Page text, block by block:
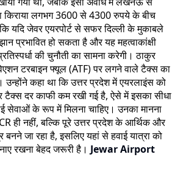
किराया लगभग 3600 से 4300 रुपये के बीच
यदि जेवर एयरपोर्ट से सफर दिल्ली के मुकाबले
प्रभावित हो सकता है और यह महत्वाकांक्षी
की चुनौती का सामना करेगी। ठाकुर
टरबाइन फ्यूल (ATF) पर लगने वाले टैक्स का
उन्होंने कहा था कि उत्तर प्रदेश में एयरलाइंस को
टैक्स दर काफी कम रखी गई है, ऐसे में इसका सीधा
सेवाओं के रूप में मिलना चाहिए। उनका मानना
ही नहीं, बल्कि पूरे उत्तर प्रदेश के आर्थिक और
जा रहा है, इसलिए यहां से हवाई यात्रा को
रखना बेहद जरूरी है। Jewar Airport